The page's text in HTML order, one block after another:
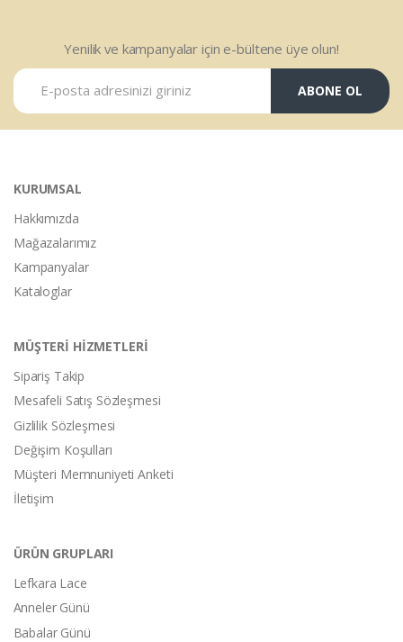
Yenilik ve kampanyalar için e-bültene üye olun!
ABONE OL
KURUMSAL
Hakkımızda
Mağazalarımız
Kampanyalar
Kataloglar
MÜŞTERİ HİZMETLERİ
Sipariş Takip
Mesafeli Satış Sözleşmesi
Gizlilik Sözleşmesi
Değişim Koşulları
Müşteri Memnuniyeti Anketi
İletişim
ÜRÜN GRUPLARI
Lefkara Lace
Anneler Günü
Babalar Günü